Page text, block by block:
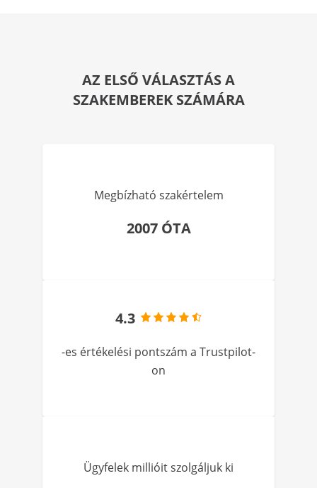
AZ ELSŐ VÁLASZTÁS A
SZAKEMBEREK SZÁMÁRA
Megbízható szakértelem
2007 ÓTA
4.3
-es értékelési pontszám a Trustpilot-
on
Ügyfelek millióit szolgáljuk ki